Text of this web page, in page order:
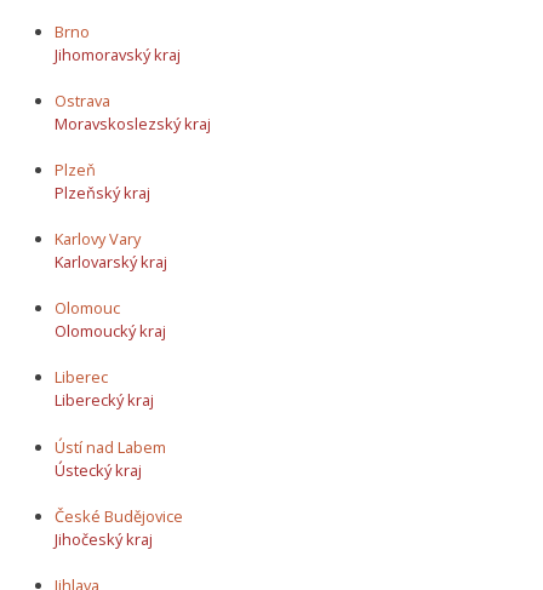
Brno
Jihomoravský kraj
Ostrava
Moravskoslezský kraj
Plzeň
Plzeňský kraj
Karlovy Vary
Karlovarský kraj
Olomouc
Olomoucký kraj
Liberec
Liberecký kraj
Ústí nad Labem
Ústecký kraj
České Budějovice
Jihočeský kraj
Jihlava